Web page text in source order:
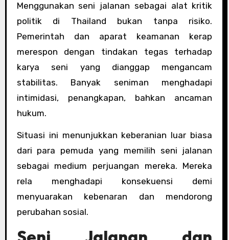
Menggunakan seni jalanan sebagai alat kritik
politik di Thailand bukan tanpa risiko.
Pemerintah dan aparat keamanan kerap
merespon dengan tindakan tegas terhadap
karya seni yang dianggap mengancam
stabilitas. Banyak seniman menghadapi
intimidasi, penangkapan, bahkan ancaman
hukum.
Situasi ini menunjukkan keberanian luar biasa
dari para pemuda yang memilih seni jalanan
sebagai medium perjuangan mereka. Mereka
rela menghadapi konsekuensi demi
menyuarakan kebenaran dan mendorong
perubahan sosial.